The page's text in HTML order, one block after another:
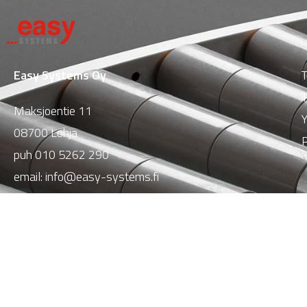
Easy Systems Oy
Maksjoentie 11
08700 Lohja
puh010 5262 290
email:info@easy-systems.fi